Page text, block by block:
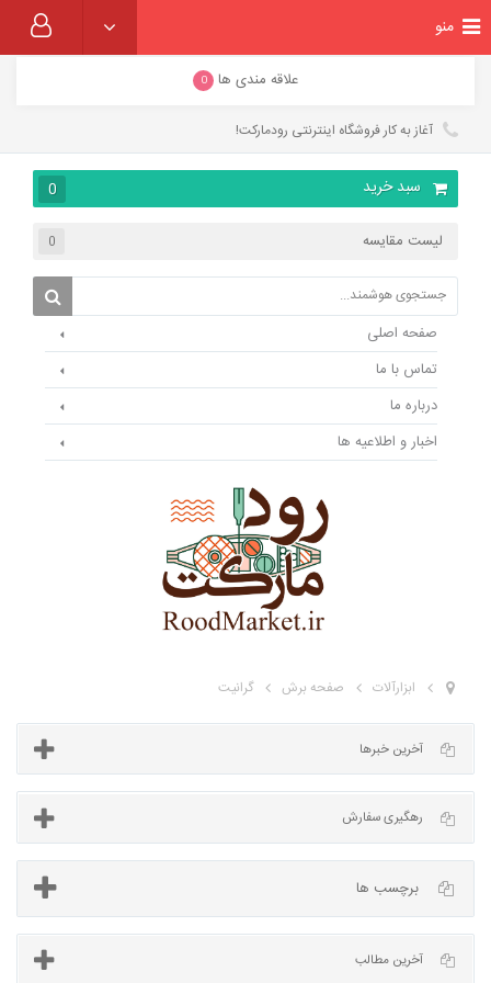
علاقه مندی ها 0
آغاز به کار فروشگاه اینترنتی رودمارکت!
سبد خرید 0
لیست مقایسه 0
صفحه اصلی
تماس با ما
درباره ما
اخبار و اطلاعیه ها
منو
ابزارآلات صفحه برش گرانیت
آخرین خبرها
برچسب ها